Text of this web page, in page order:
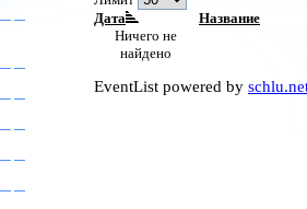
Дата
Название
Ничего не
найдено
EventList powered by